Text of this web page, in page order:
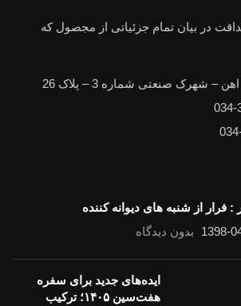
در بیان تمام جزئیاتی از مجصول که
– شهرک صنعتی شماره 3 – پلاک 26
فرار از شنبه های دیوانه کننده
1398-
بدون دیدگاه
ایده‌های جدید برای سفره
هفت‌سین ۱۴۰۵؛ ترکیب